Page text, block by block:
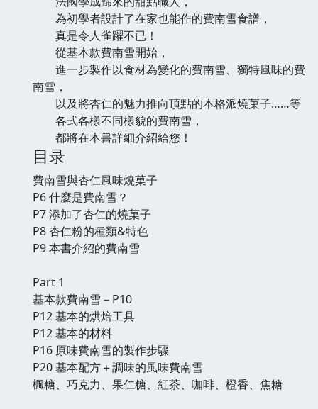
為初學者設計了在家也能作的費南雪食譜，
真是令人雀躍不已！
從基本款費南雪開始，
進一步製作以食材為變化的費南雪、獨特風味的費
南雪，
以及將杏仁的魅力推向頂點的本格派燒菓子……等
各式各樣不同樣貌的費南雪，
都將在本書詳細介紹給您！
目录
費南雪與杏仁風味燒菓子
P6 什麼是費南雪？
P7 添加了杏仁的燒菓子
P8 杏仁粉的種類&特色
P9 本書介紹的費南雪
Part 1
基本款費南雪－P10
P12 基本的烘焙工具
P12 基本的材料
P16 原味費南雪的製作步驟
P20 基本配方＋調味的風味費南雪
楓糖、巧克力、果仁糖、紅茶、咖啡、橙香、焦糖